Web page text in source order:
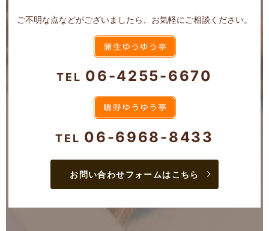
ご不明な点などがございましたら、お気軽にご相談ください。
TEL 06-4255-6670
TEL 06-6968-8433
お問い合わせフォームはこちら